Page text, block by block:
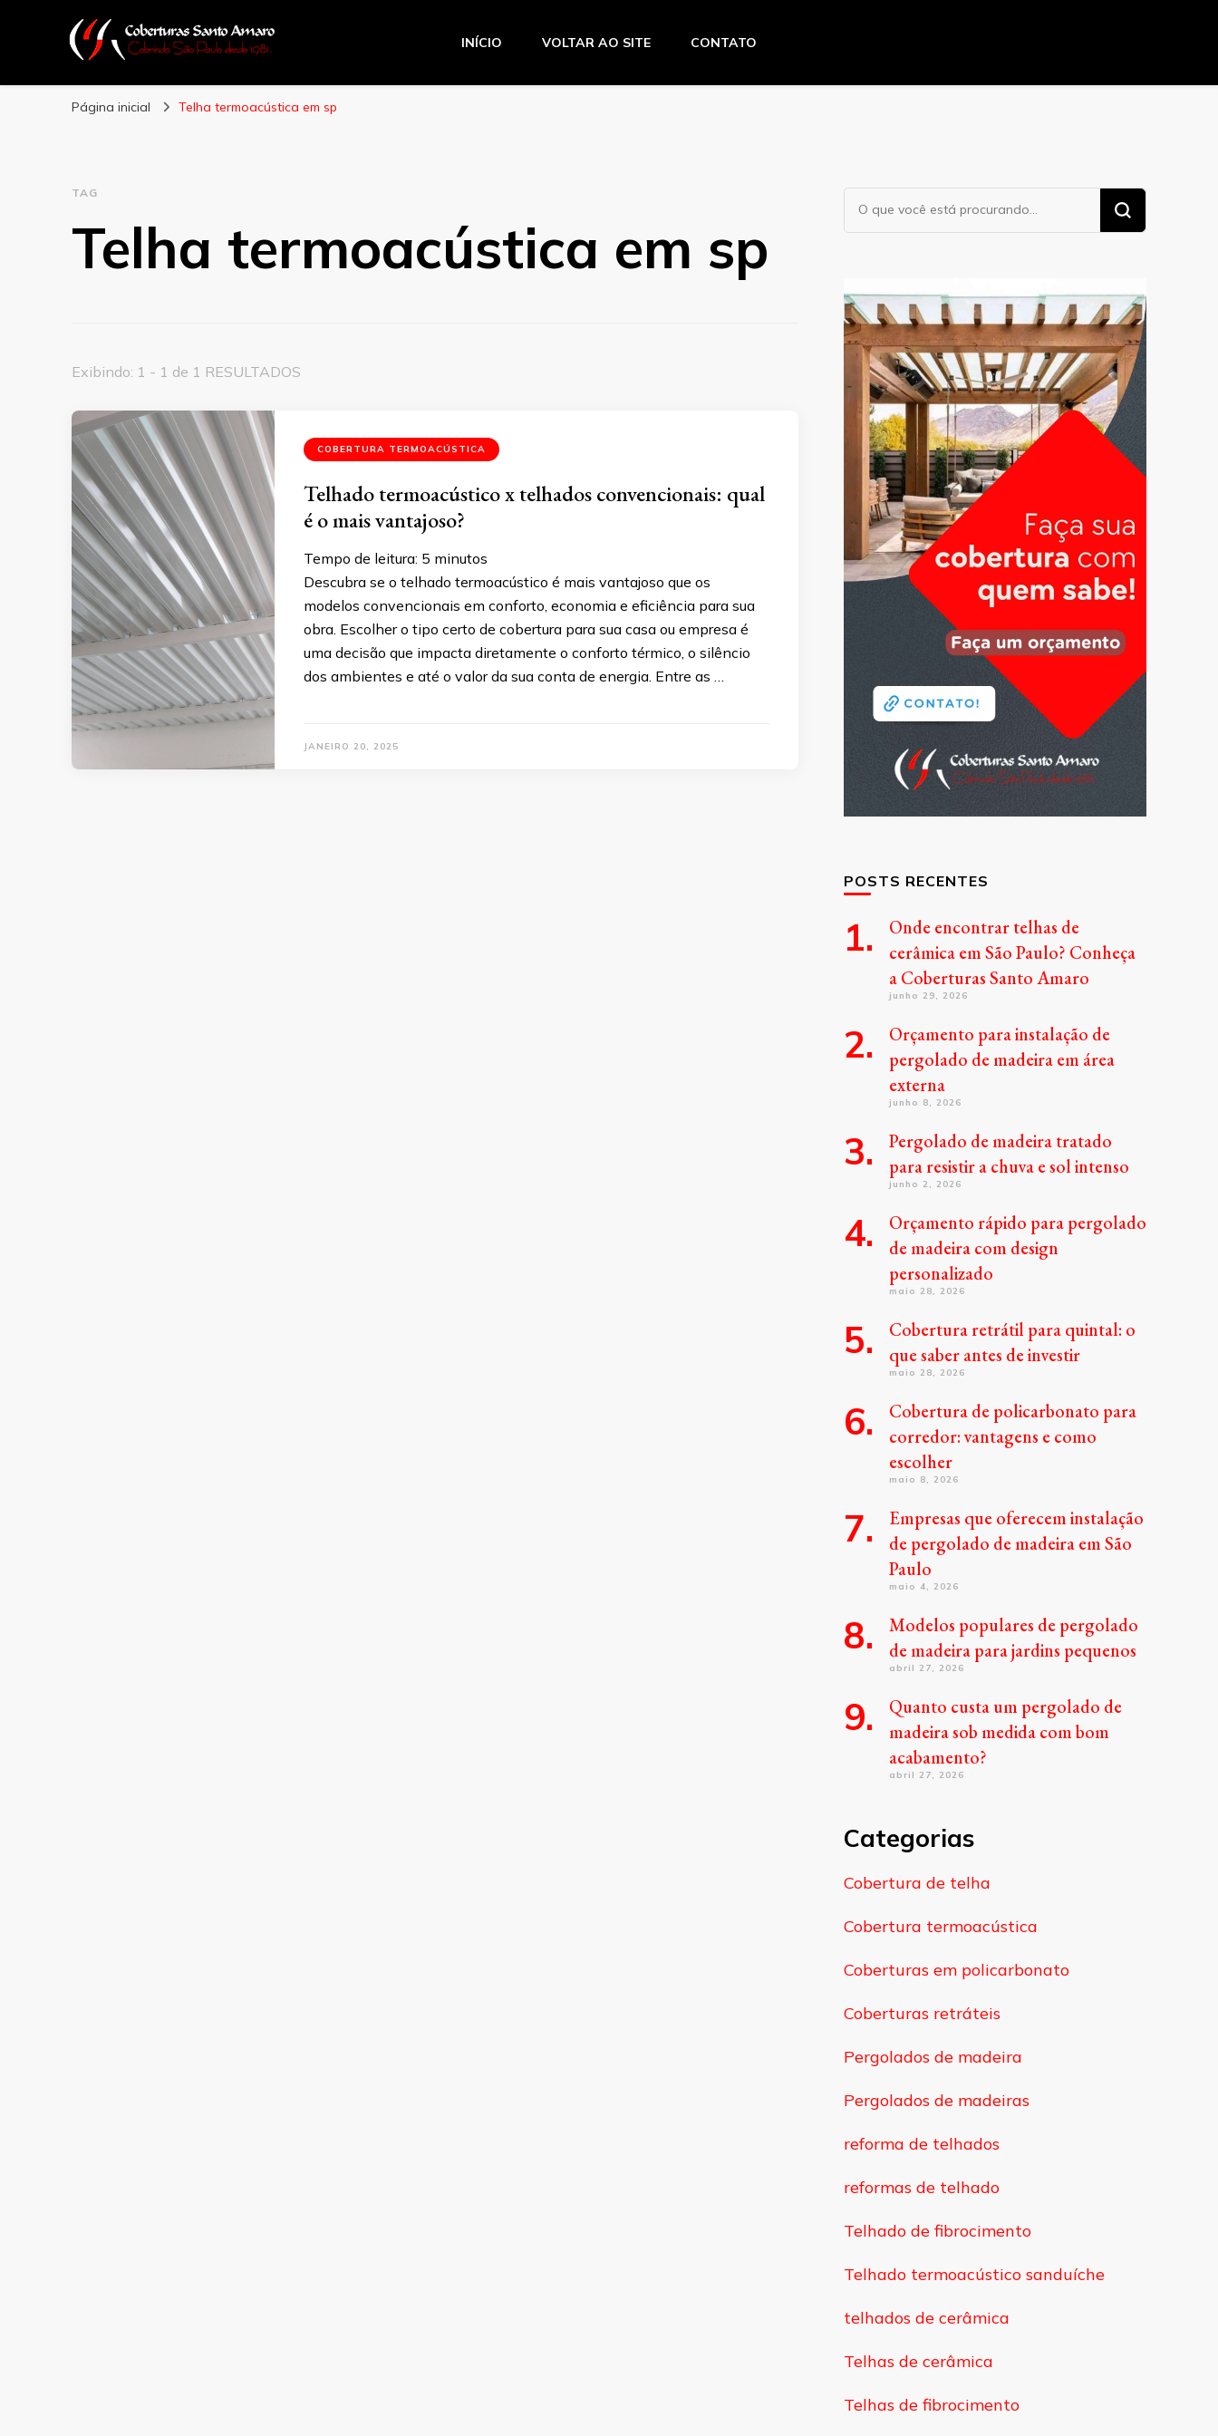
Coberturas Santo Amaro
INÍCIO VOLTAR AO SITE CONTATO
Página inicial Telha termoacústica em sp
TAG
Telha termoacústica em sp
Exibindo: 1 - 1 de 1 RESULTADOS
COBERTURA TERMOACÚSTICA
Telhado termoacústico x telhados convencionais: qual
é o mais vantajoso?
Tempo de leitura: 5 minutos
Descubra se o telhado termoacústico é mais vantajoso que os
modelos convencionais em conforto, economia e eficiência para sua
obra. Escolher o tipo certo de cobertura para sua casa ou empresa é
uma decisão que impacta diretamente o conforto térmico, o silêncio
dos ambientes e até o valor da sua conta de energia. Entre as …
JANEIRO 20, 2025
Procurando
POSTS RECENTES
Onde encontrar telhas de
cerâmica em São Paulo? Conheça
a Coberturas Santo Amaro
junho 29, 2026
Orçamento para instalação de
pergolado de madeira em área
externa
junho 8, 2026
Pergolado de madeira tratado
para resistir a chuva e sol intenso
junho 2, 2026
Orçamento rápido para pergolado
de madeira com design
personalizado
maio 28, 2026
Cobertura retrátil para quintal: o
que saber antes de investir
maio 28, 2026
Cobertura de policarbonato para
corredor: vantagens e como
escolher
maio 8, 2026
Empresas que oferecem instalação
de pergolado de madeira em São
Paulo
maio 4, 2026
Modelos populares de pergolado
de madeira para jardins pequenos
abril 27, 2026
Quanto custa um pergolado de
madeira sob medida com bom
acabamento?
abril 27, 2026
Categorias
Cobertura de telha
Cobertura termoacústica
Coberturas em policarbonato
Coberturas retráteis
Pergolados de madeira
Pergolados de madeiras
reforma de telhados
reformas de telhado
Telhado de fibrocimento
Telhado termoacústico sanduíche
telhados de cerâmica
Telhas de cerâmica
Telhas de fibrocimento